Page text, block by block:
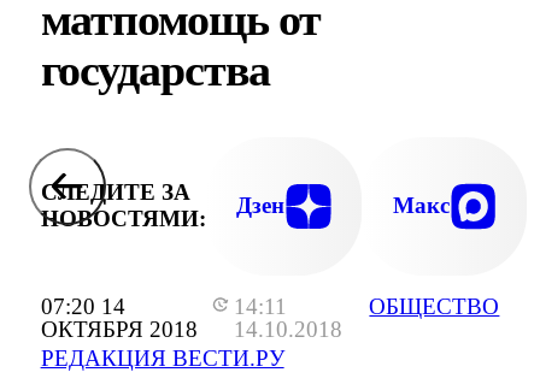
07:20 14
ОКТЯБРЯ 2018
14:11
14.10.2018
РЕДАКЦИЯ ВЕСТИ.РУ
ОБЩЕСТВО
матпомощь от
государства
СЛЕДИТЕ ЗА
НОВОСТЯМИ:
Дзен Макс